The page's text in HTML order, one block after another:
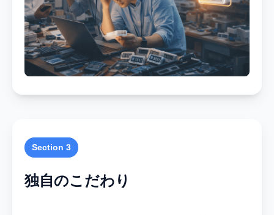
Section 3
独自のこだわり